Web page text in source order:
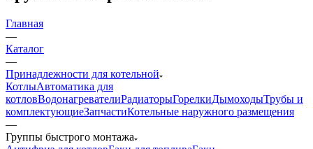
Главная
—
Каталог
—
Принадлежности для котельной
КотлыАвтоматика для
котловВодонагревателиРадиаторыГорелкиДымоходыТрубы и
комплектующиеЗапчастиКотельные наружного размещения
—
Группы быстрого монтажа